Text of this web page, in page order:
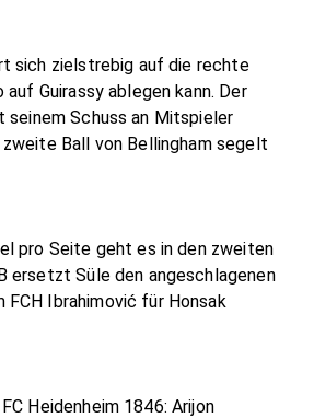
sich zielstrebig auf die rechte
auf Guirassy ablegen kann. Der
Schuss an Mitspieler
zweite Ball von Bellingham segelt
pro Seite geht es in den zweiten
ersetzt Süle den angeschlagenen
FCH Ibrahimović für Honsak
Heidenheim 1846: Arijon